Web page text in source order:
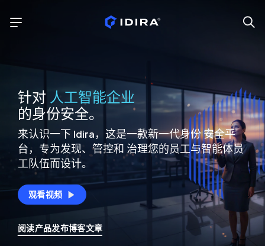
针对 人工智能企业
的身份安全。
来认识一下 Idira，这是一款新一代身份安全平
台，专为发现、管控和 治理您的员工与智能体员
工队伍而设计。
观看视频
阅读产品发布博客文章